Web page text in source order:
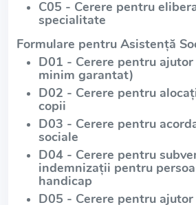
C05 - Cerere pentru
specialitate
Formulare pentru Asistență
D01 - Cerere pentru
minim garantat)
D02 - Cerere pentru
copii
D03 - Cerere pentru
sociale
D04 - Cerere pentru
indemnizații pentru
handicap
D05 - Cerere pentru